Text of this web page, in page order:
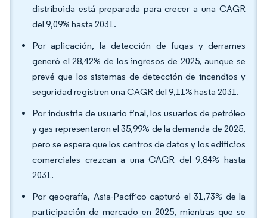
distribuida está preparada para crecer a una CAGR
del 9,09% hasta 2031.
Por aplicación, la detección de fugas y derrames
generó el 28,42% de los ingresos de 2025, aunque se
prevé que los sistemas de detección de incendios y
seguridad registren una CAGR del 9,11% hasta 2031.
Por industria de usuario final, los usuarios de petróleo
y gas representaron el 35,99% de la demanda de 2025,
pero se espera que los centros de datos y los edificios
comerciales crezcan a una CAGR del 9,84% hasta
2031.
Por geografía, Asia-Pacífico capturó el 31,73% de la
participación de mercado en 2025, mientras que se